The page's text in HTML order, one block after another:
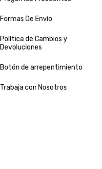
Formas De Envío
Política de Cambios y
Devoluciones
Botón de arrepentimiento
Trabaja con Nosotros